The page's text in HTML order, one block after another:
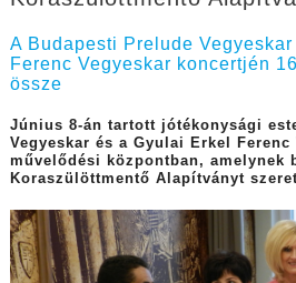
A Budapesti Prelude
Ferenc Vegyeskar koncertjén
össze
Június 8-án tartott jótékonysági
Vegyeskar és a Gyulai Erkel Ferenc
művelődési központban, amelynek
Koraszülöttmentő Alapítványt